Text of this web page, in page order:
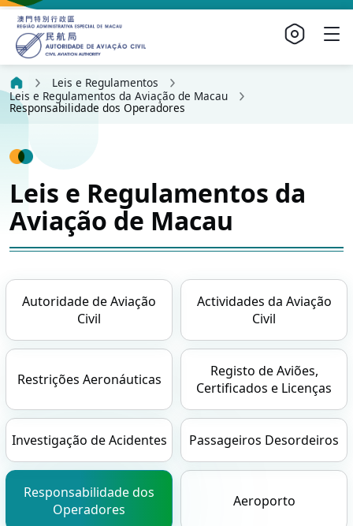
Leis e Regulamentos
Leis e Regulamentos da Aviação de Macau
Responsabilidade dos Operadores
Leis e Regulamentos da
Aviação de Macau
Autoridade de Aviação
Civil
Actividades da Aviação
Civil
Restrições Aeronáuticas
Registo de Aviões,
Certificados e Licenças
Investigação de Acidentes Passageiros Desordeiros
Responsabilidade dos
Operadores
Aeroporto